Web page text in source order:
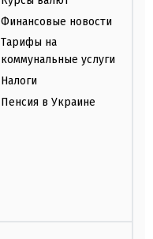
Финансовые новости
Тарифы на
коммунальные услуги
Налоги
Пенсия в Украине